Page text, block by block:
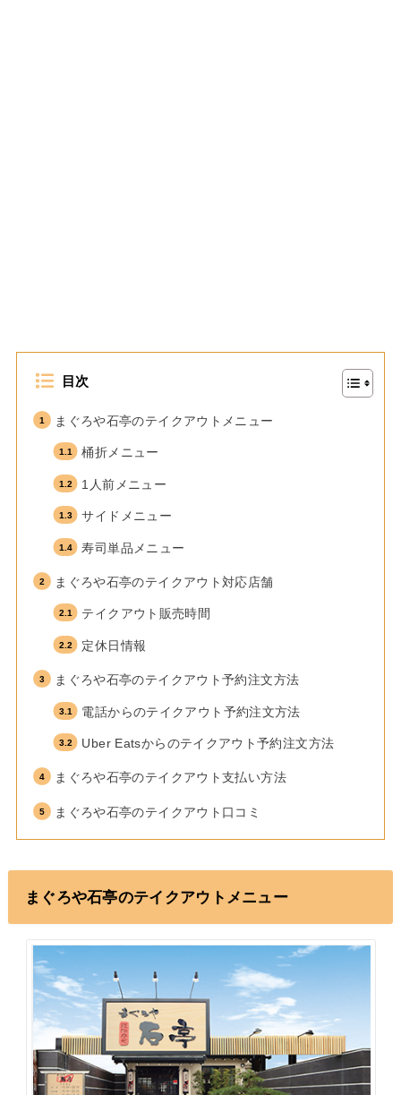
目次
まぐろや石亭のテイクアウトメニュー
桶折メニュー
1人前メニュー
サイドメニュー
寿司単品メニュー
まぐろや石亭のテイクアウト対応店舗
テイクアウト販売時間
定休日情報
まぐろや石亭のテイクアウト予約注文方法
電話からのテイクアウト予約注文方法
Uber Eatsからのテイクアウト予約注文方法
まぐろや石亭のテイクアウト支払い方法
まぐろや石亭のテイクアウト口コミ
まぐろや石亭のテイクアウトメニュー